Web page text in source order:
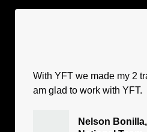
With YFT we made my 2
am glad to work with YFT.
Nelson